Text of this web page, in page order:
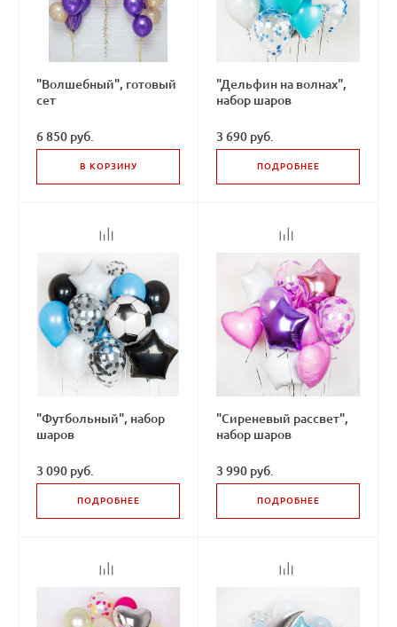
"Волшебный", готовый
сет
6 850 руб.
В КОРЗИНУ
"Дельфин на волнах",
набор шаров
3 690 руб.
ПОДРОБНЕЕ
"Футбольный", набор
шаров
3 090 руб.
ПОДРОБНЕЕ
"Сиреневый рассвет",
набор шаров
3 990 руб.
ПОДРОБНЕЕ